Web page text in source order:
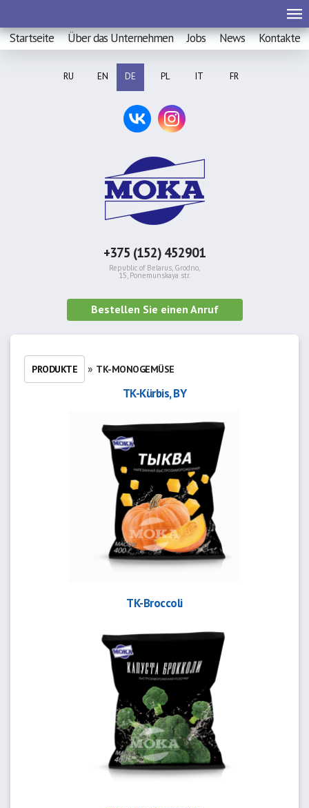
Startseite Über das Unternehmen Jobs News Kontakte
RU EN DE PL IT FR
+375 (152) 452901
Republic of Belarus, Grodno,
15, Ponemunskaya str.
Bestellen Sie einen Anruf
PRODUKTE » TK-MONOGEMÜSE
TK-Kürbis, BY
TK-Broccoli